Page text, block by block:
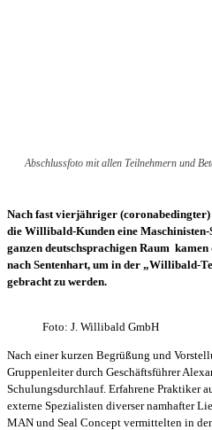
Abschlussfoto mit allen Teilnehmern und
Nach fast vierjähriger
die Willibald-Kunden eine Maschinisten-
ganzen deutschsprachigen Raum
nach Sentenhart, um in der „Willibald-
gebracht zu werden.
Foto: J. Willibald GmbH
Nach einer kurzen Begrüßung und
Gruppenleiter durch Geschäftsführer
Schulungsdurchlauf. Erfahrene Praktiker
externe Spezialisten diverser namhafter
MAN und Seal Concept vermittelten in